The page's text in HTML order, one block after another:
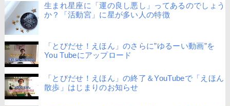
生まれ星座に「運の良し悪し」ってあるのでしょう
か？「活動宮」に星が多い人の特徴
「とびだせ！えほん」のさらに”ゆるーい動画”を
You Tubeにアップロード
「とびだせ！えほん」の終了＆YouTubeで「えほん
散歩」はじまりのお知らせ